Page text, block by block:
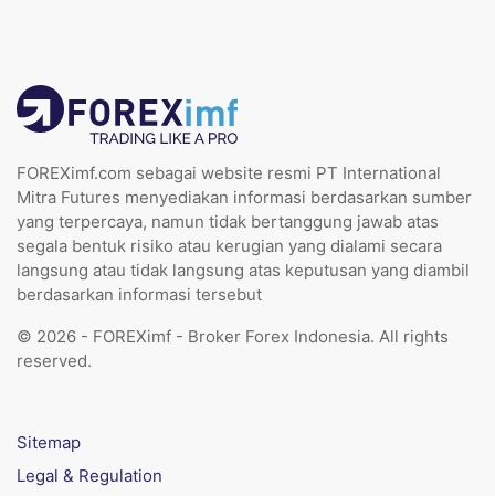
FOREXimf.com sebagai website resmi PT International
Mitra Futures menyediakan informasi berdasarkan sumber
yang terpercaya, namun tidak bertanggung jawab atas
segala bentuk risiko atau kerugian yang dialami secara
langsung atau tidak langsung atas keputusan yang diambil
berdasarkan informasi tersebut
© 2026 - FOREXimf - Broker Forex Indonesia. All rights
reserved.
Sitemap
Legal & Regulation